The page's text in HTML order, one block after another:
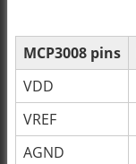
MCP3008 pins
VDD
VREF
AGND